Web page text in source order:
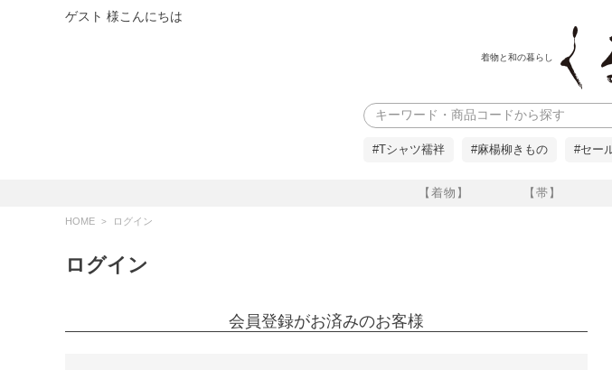
ゲスト 様こんにちは
着物と和の暮らし
【着物】 【帯】
検索
#Tシャツ襦袢 #麻楊柳きもの #セー
HOME ログイン
ログイン
会員登録がお済みのお客様